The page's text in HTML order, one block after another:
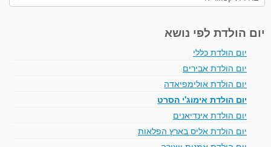
יום הולדת לפי נושא
יום הולדת כללי
יום הולדת אבירים
יום הולדת אולימפיאדה
יום הולדת אימוג'י הסרט
יום הולדת אינדיאנים
יום הולדת אליס בארץ הפלאות